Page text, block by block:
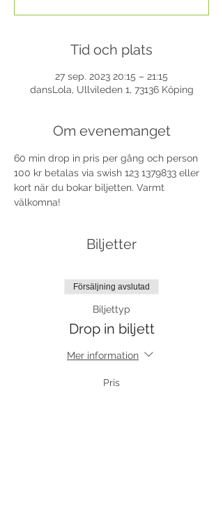
Tid och plats
27 sep. 2023 20:15 – 21:15
dansLola, Ullvileden 1, 73136 Köping
Om evenemanget
60 min drop in pris per gång och person
100 kr betalas via swish 123 1379833 eller
kort när du bokar biljetten. Varmt
välkomna!
Biljetter
Försäljning avslutad
Biljettyp
Drop in biljett
Mer information
Pris